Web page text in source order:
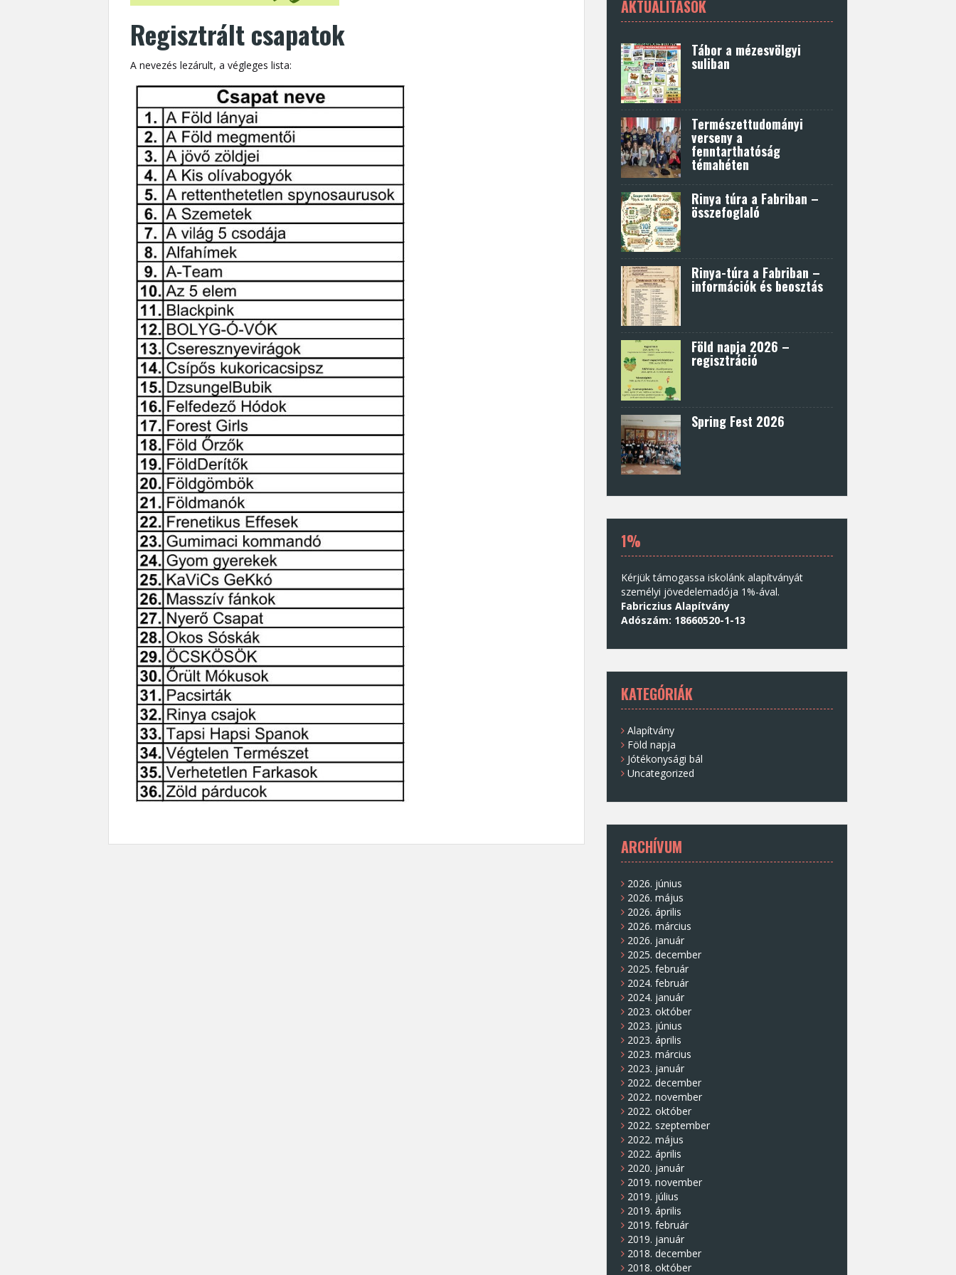
Regisztrált csapatok
A nevezés lezárult, a végleges lista:
AKTUALITÁSOK
Tábor a mézesvölgyi
suliban
Természettudományi
verseny a
fenntarthatóság
témahéten
Rinya túra a Fabriban –
összefoglaló
Rinya-túra a Fabriban –
információk és beosztás
Föld napja 2026 –
regisztráció
Spring Fest 2026
1%
Kérjük támogassa iskolánk alapítványát
személyi jövedelemadója 1%-ával.
Fabriczius Alapítvány
Adószám: 18660520-1-13
KATEGÓRIÁK
Alapítvány
Föld napja
Jótékonysági bál
Uncategorized
ARCHÍVUM
2026. június
2026. május
2026. április
2026. március
2026. január
2025. december
2025. február
2024. február
2024. január
2023. október
2023. június
2023. április
2023. március
2023. január
2022. december
2022. november
2022. október
2022. szeptember
2022. május
2022. április
2020. január
2019. november
2019. július
2019. április
2019. február
2019. január
2018. december
2018. október